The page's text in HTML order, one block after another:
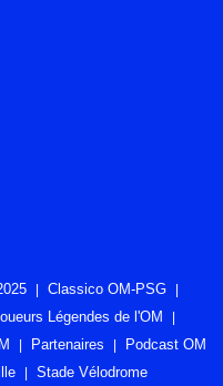
Classico OM-PSG
Légendes de l'OM
Partenaires
Podcast OM
Stade Vélodrome